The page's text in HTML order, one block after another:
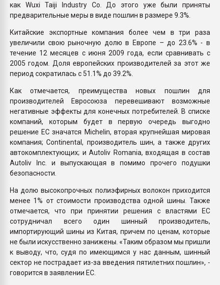
как Wuxi Taiji Industry Co. До этого уже были приняты
предварительные меры в виде пошлин в размере 9.3%.
Китайские экспортные компания более чем в три раза
увеличили свою рыночную долю в Европе – до 23.6% - в
течение 12 месяцев с июня 2009 года, если сравнивать с
2005 годом. Доля европейских производителей за этот же
период сократилась с 51.1% до 39.2%.
Как отмечается, преимущества новых пошлин для
производителей Евросоюза перевешивают возможные
негативные эффекты для конечных потребителей. В списке
компаний, которым будет в первую очередь выгодно
решение ЕС значатся Michelin, вторая крупнейшая мировая
компания; Continental, производитель шин, а также других
автокомплектующих; и Autoliv Romania, входящая в состав
Autoliv Inc. и выпускающая в помимо прочего подушки
безопасности.
На долю высокопрочных полиэфирных волокон приходится
менее 1% от стоимости производства одной шины. Также
отмечается, что при принятии решения с властями ЕС
сотрудничал всего один шинный производитель,
импортирующий шины из Китая, причем по ценам, которые
не были искусственно занижены. «Таким образом мы пришли
к выводу, что, судя по имеющимся у нас данным, шинный
сектор не пострадает из-за введения пятилетних пошлин», -
говорится в заявлении ЕС.